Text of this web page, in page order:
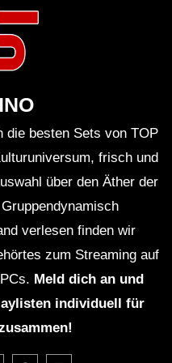
in den Tag.
stehen, ist das Zelt
Erkundungstour kann
unsichtbaren
Regeln, die in keinem
eins: Meide
in
geraden Linien ziehen
– unser Gehirn
Ich bevorzuge
die natürlichen
die besten Sets von TOP
frisch und
über den Äther der
verlesen finden wir
zum Streaming auf
Meld dich an und
individuell für